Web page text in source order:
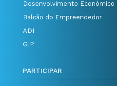
Desenvolvimento Económico
Balcão do Empreendedor
ADI
GIP
PARTICIPAR